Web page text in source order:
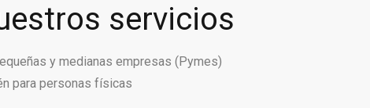
servicios
y medianas empresas (Pymes)
para personas físicas